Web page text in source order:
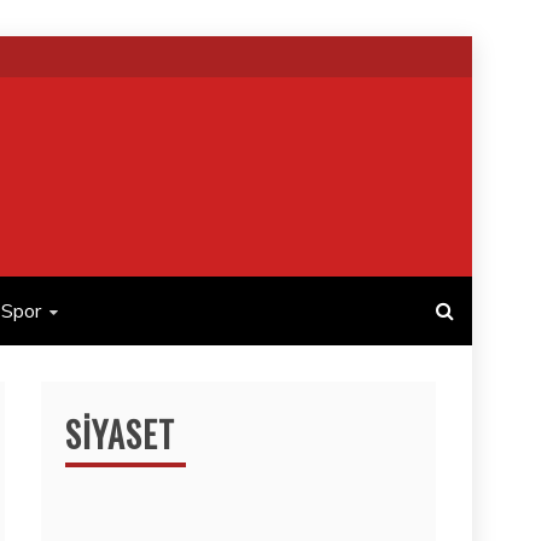
Spor
SIYASET